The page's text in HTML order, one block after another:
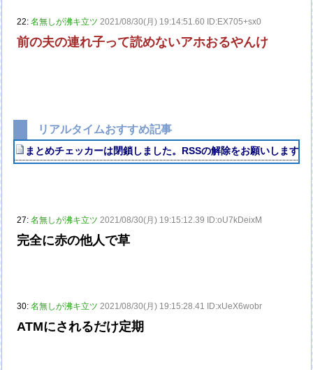
22:名無しが沸キ立ツ 2021/08/30(月) 19:14:51.60 ID:EX705+sx0
前の夫の連れ子って読めないアホおるやんけ
リアルタイムおすすめ記事
まとめチェッカーは閉鎖しました。RSSの解除をお願いします。
27:名無しが沸キ立ツ 2021/08/30(月) 19:15:12.39 ID:oU7kDeixM
完全に赤の他人で草
30:名無しが沸キ立ツ 2021/08/30(月) 19:15:28.41 ID:xUeX6wobr
ATMにされるだけ定期